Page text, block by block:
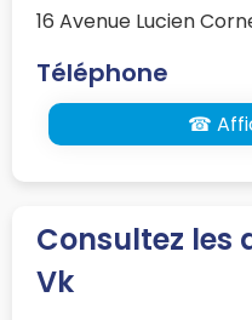
16 Avenue Lucien
Téléphone
☎
Consultez les
Vk